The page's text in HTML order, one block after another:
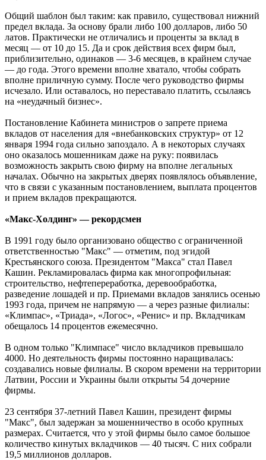
Общий шаблон был таким: как правило, существовал нижний
предел вклада. За основу брали либо 100 долларов, либо 50
латов. Практически не отличались и проценты за вклад в
месяц — от 10 до 15. Да и срок действия всех фирм был,
приблизительно, одинаков — 3-6 месяцев, в крайнем случае
— до года. Этого времени вполне хватало, чтобы собрать
вполне приличную сумму. После чего руководство фирмы
исчезало. Или оставалось, но переставало платить, ссылаясь
на «неудачный бизнес».
Постановление Кабинета министров о запрете приема
вкладов от населения для «внебанковских структур» от 12
января 1994 года сильно запоздало. А в некоторых случаях
оно оказалось мошенникам даже на руку: появилась
возможность закрыть свою фирму на вполне легальных
началах. Обычно на закрытых дверях появлялось объявление,
что в связи с указанным постановлением, выплата процентов
и прием вкладов прекращаются.
«Макс-Холдинг» — рекордсмен
В 1991 году было организовано общество с ограниченной
ответственностью "Макс" — отметим, под эгидой
Крестьянского союза. Президентом "Макса" стал Павел
Кашин. Рекламировалась фирма как многопрофильная:
строительство, нефтепереработка, деревообработка,
разведение лошадей и пр. Приемами вкладов занялись осенью
1993 года, причем не напрямую — а через разные филиалы:
«Климпас», «Триада», «Логос», «Ренис» и пр. Вкладчикам
обещалось 14 процентов ежемесячно.
В одном только "Климпасе" число вкладчиков превышало
4000. Но деятельность фирмы постоянно наращивалась:
создавались новые филиалы. В скором времени на территории
Латвии, России и Украины были открыты 54 дочерние
фирмы.
23 сентября 37-летний Павел Кашин, президент фирмы
"Макс", был задержан за мошенничество в особо крупных
размерах. Считается, что у этой фирмы было самое большое
количество кинутых вкладчиков — 40 тысяч. С них собрали
19,5 миллионов долларов.